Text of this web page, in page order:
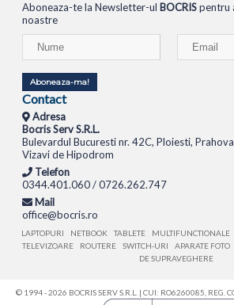
Aboneaza-te la Newsletter-ul BOCRISpentru
noastre
Aboneaza-ma!
Contact
Adresa
Bocris Serv S.R.L.
Bulevardul Bucuresti nr. 42C, Ploiesti, Prahova
Vizavi de Hipodrom
Telefon
0344.401.060 / 0726.262.747
Mail
office@bocris.ro
LAPTOPURI NETBOOK TABLETE MULTIFUNCTIONALE
TELEVIZOARE
ROUTERE SWITCH-URI APARATE FOTO
DE SUPRAVEGHERE
© 1994 - 2026 BOCRIS SERV S.R.L. | CUI: RO6260085, REG.